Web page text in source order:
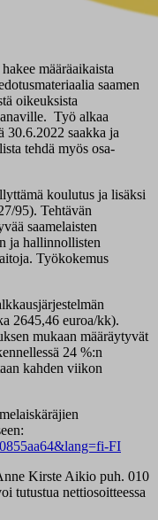
määräaikaista
saamen
oikeuksista
Työ alkaa
30.6.2022 saakka ja
tehdä myös osa-
koulutus ja lisäksi
95). Tehtävän
saamelaisten
ja hallinnollisten
Työkokemus
2645,46 euroa/kk).
mukaan määräytyvät
24 %:n
kahden viikon
FI
Kirste Aikio puh. 010
tutustua nettiosoitteessa